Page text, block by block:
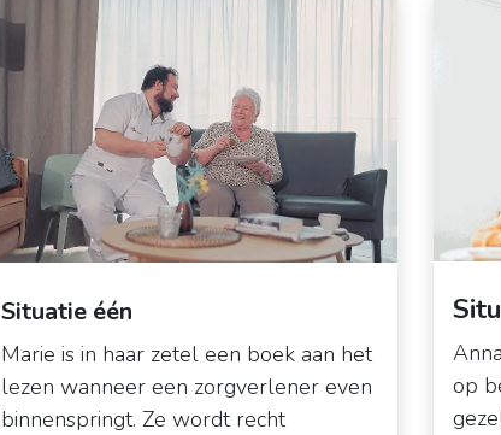
Situatie één
Marie is in haar zetel een boek aan het
lezen wanneer een zorgverlener even
binnenspringt. Ze wordt recht
op